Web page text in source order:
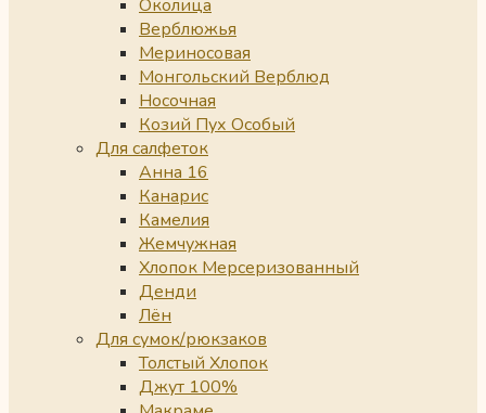
Околица
Верблюжья
Мериносовая
Монгольский Верблюд
Носочная
Козий Пух Особый
Для салфеток
Анна 16
Канарис
Камелия
Жемчужная
Хлопок Мерсеризованный
Денди
Лён
Для сумок/рюкзаков
Толстый Хлопок
Джут 100%